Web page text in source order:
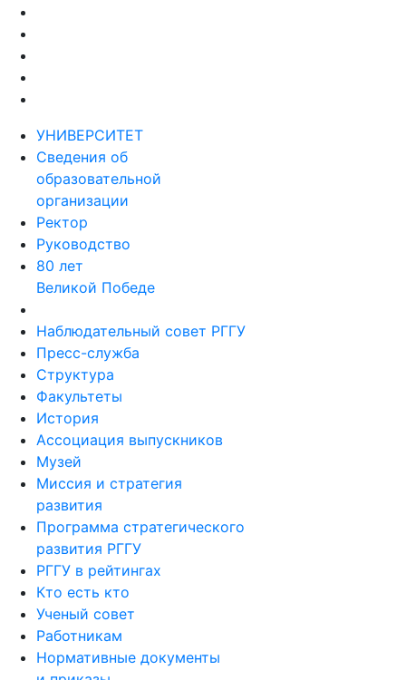
УНИВЕРСИТЕТ
Сведения об
образовательной
организации
Ректор
Руководство
80 лет
Великой Победе
Наблюдательный совет РГГУ
Пресс-служба
Структура
Факультеты
История
Ассоциация выпускников
Музей
Миссия и стратегия
развития
Программа стратегического
развития РГГУ
РГГУ в рейтингах
Кто есть кто
Ученый совет
Работникам
Нормативные документы